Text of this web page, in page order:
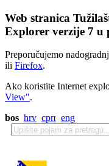
Web stranica
Explorer verzije 7 u
Preporučujemo
ili Firefox.
Ako koristite Internet
View".
bos hrv срп eng